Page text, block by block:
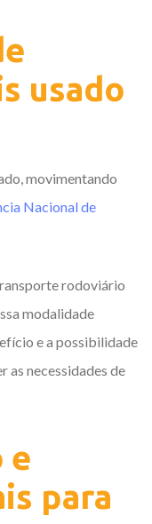
usado
movimentando
Nacional de
rodoviário
modalidade
e a possibilidade
as necessidades de
e
para